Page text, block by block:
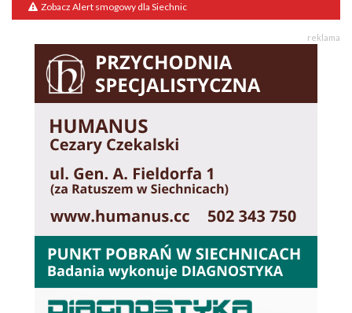
Zobacz Alert smogowy dla Siechnic
reklama